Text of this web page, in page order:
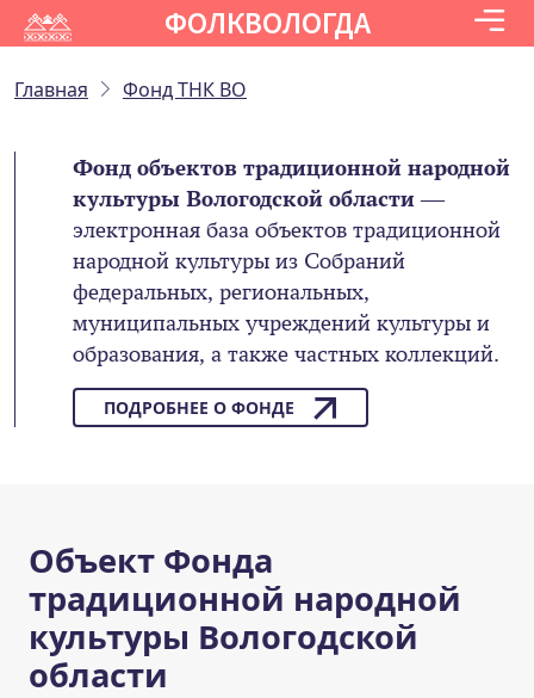
ФОЛКВОЛОГДА
Главная Фонд ТНК ВО
Фонд объектов традиционной народной
культуры Вологодской области—
электронная база объектов традиционной
народной культуры из Собраний
федеральных, региональных,
муниципальных учреждений культуры и
образования, а также частных коллекций.
ПОДРОБНЕЕ О ФОНДЕ
Объект Фонда
традиционной народной
культуры Вологодской
области